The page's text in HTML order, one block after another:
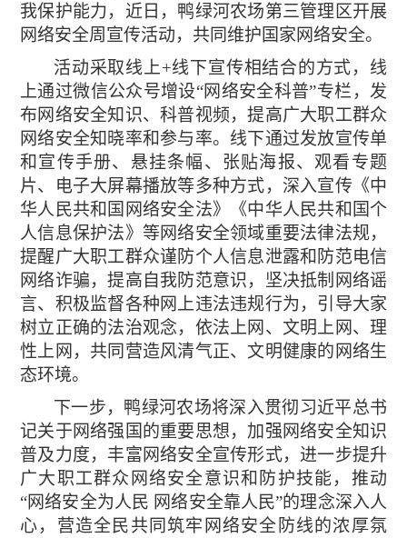
我保护能力，近日，鸭绿河农场第三管理区开展
网络安全周宣传活动，共同维护国家网络安全。
活动采取线上+线下宣传相结合的方式，线
上通过微信公众号增设“网络安全科普”专栏，发
布网络安全知识、科普视频，提高广大职工群众
网络安全知晓率和参与率。线下通过发放宣传单
和宣传手册、悬挂条幅、张贴海报、观看专题
片、电子大屏幕播放等多种方式，深入宣传《中
华人民共和国网络安全法》《中华人民共和国个
人信息保护法》等网络安全领域重要法律法规，
提醒广大职工群众谨防个人信息泄露和防范电信
网络诈骗，提高自我防范意识，坚决抵制网络谣
言、积极监督各种网上违法违规行为，引导大家
树立正确的法治观念，依法上网、文明上网、理
性上网，共同营造风清气正、文明健康的网络生
态环境。
下一步，鸭绿河农场将深入贯彻习近平总书
记关于网络强国的重要思想，加强网络安全知识
普及力度，丰富网络安全宣传形式，进一步提升
广大职工群众网络安全意识和防护技能，推动
“网络安全为人民 网络安全靠人民”的理念深入人
心，营造全民共同筑牢网络安全防线的浓厚氛